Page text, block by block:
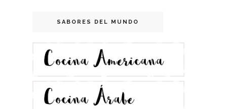
SABORES DEL MUNDO